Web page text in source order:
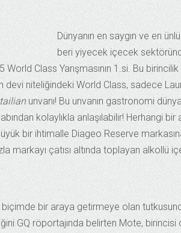
Dünyanın en saygın ve en
beri yiyecek içecek
World Class Yarışmasının 1.si. Bu
niteliğindeki World Class, sadece
unvanı! Bu unvanın gastronomi
kolaylıkla anlaşılabilir! Herhangi
bir ihtimalle Diageo Reserve
markayı çatısı altında toplayan alkollü
biçimde bir araya getirmeye olan
GQ röportajında belirten Mote, birincisi